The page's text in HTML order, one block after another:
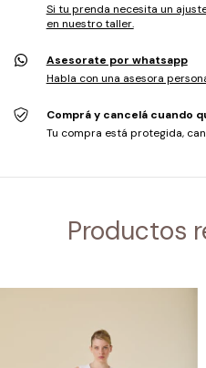
Si tu prenda necesita un
en nuestro taller.
Asesorate por whatsapp
Habla con una asesora
Comprá y cancelá cuando
Tu compra está protegida,
Productos